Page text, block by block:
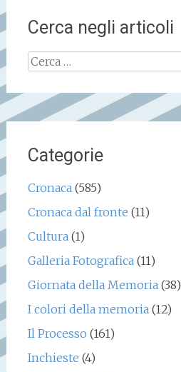
Cerca negli articoli
Ricerca
Categorie
Cronaca(585)
Cronaca dal fronte (11)
Cultura(1)
Galleria Fotografica(11)
Giornata della Memoria(38)
I colori della memoria(12)
Il Processo (161)
Inchieste (4)